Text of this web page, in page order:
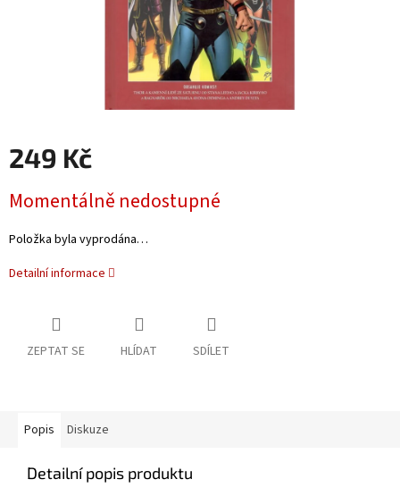
249 Kč
cena:
Momentálně nedostupné
Položka byla vyprodána…
Detailní informace
ZEPTAT SE HLÍDAT SDÍLET
Popis Diskuze
Detailní popis produktu